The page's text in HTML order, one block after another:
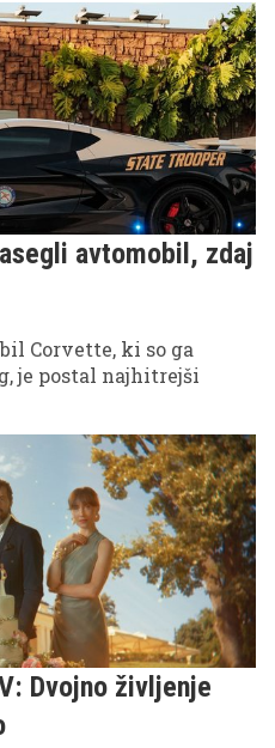
avtomobil, zdaj
Corvette, ki so ga
je postal najhitrejši
Dvojno življenje